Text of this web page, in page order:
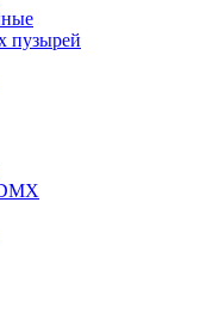
пузырей